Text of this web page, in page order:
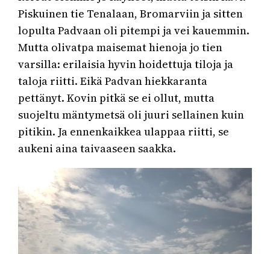
Piskuinen tie Tenalaan, Bromarviin ja sitten
lopulta Padvaan oli pitempi ja vei kauemmin.
Mutta olivatpa maisemat hienoja jo tien
varsilla: erilaisia hyvin hoidettuja tiloja ja
taloja riitti. Eikä Padvan hiekkaranta
pettänyt. Kovin pitkä se ei ollut, mutta
suojeltu mäntymetsä oli juuri sellainen kuin
pitikin. Ja ennenkaikkea ulappaa riitti, se
aukeni aina taivaaseen saakka.